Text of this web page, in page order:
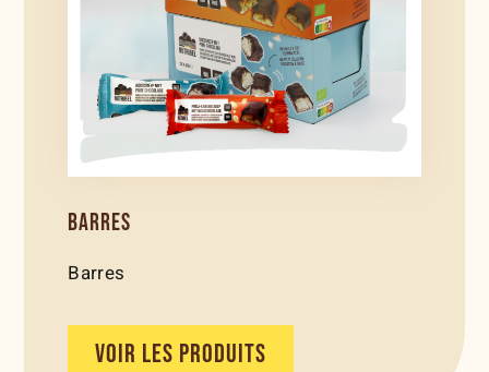
BARRES
Barres
VOIR LES PRODUITS